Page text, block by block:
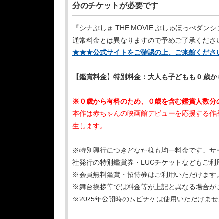
分のチケットが必要です
『シナぷしゅ THE MOVIE ぷしゅほっぺダン
通常料金とは異なりますので予めご了承くださ
★★★公式サイトをご確認の上、ご来館くだ
【鑑賞料金】特別料金：大人も子どもも 0 歳
※０歳から有料のため、０歳を含む鑑賞人数分
本作は赤ちゃんの映画館デビューを応援する
生します。
※特別興行につきどなた様も均一料金です。
社発行の特別鑑賞券・LUCチケットなどもご
※会員無料鑑賞・招待券はご利用いただけます
※舞台挨拶等では料金等が上記と異なる場合が
※2025年公開時のムビチケは使用いただけま